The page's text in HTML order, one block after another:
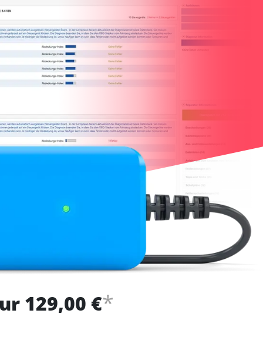
129,00 €*